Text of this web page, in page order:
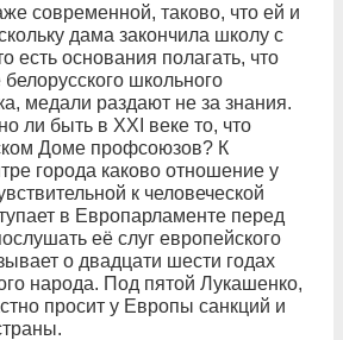
современной, таково, что ей и
дама закончила школу с
есть основания полагать, что
школьного
медали раздают не за знания.
ли быть в XXI веке то, что
Доме профсоюзов? К
города каково отношение у
к человеческой
в Европарламенте перед
её слуг европейского
о двадцати шести годах
народа. Под пятой Лукашенко,
просит у Европы санкций и